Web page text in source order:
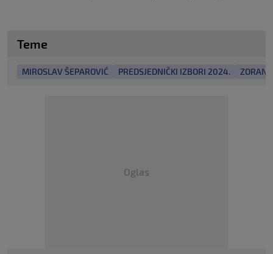
Teme
MIROSLAV ŠEPAROVIĆ PREDSJEDNIČKI IZBORI 2024. ZORAN
Oglas